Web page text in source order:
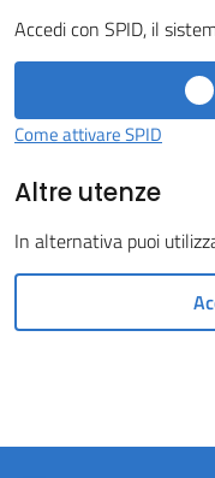
Rio
Servizi
line
Tutti
Accedi con SPID, il
Come attivare SPID
Altre utenze
In alternativa puoi